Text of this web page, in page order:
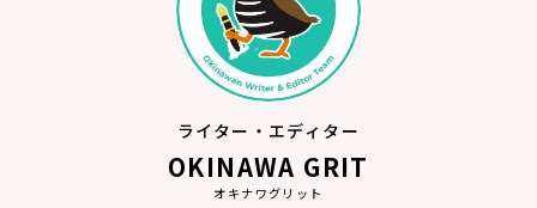
ライター・エディター
OKINAWA GRIT
オキナワグリット